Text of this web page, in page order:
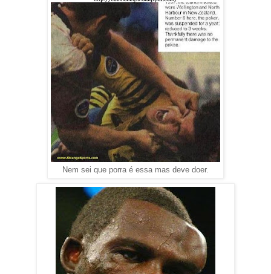
Nem sei que porra é essa mas deve doer.